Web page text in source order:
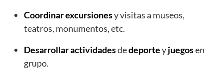
Coordinar excursionesy visitas a museos,
teatros, monumentos, etc.
Desarrollar actividadesdedeporteyjuegosen
grupo.